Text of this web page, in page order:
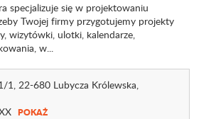
specjalizuje się w projektowaniu
Twojej firmy przygotujemy projekty
wizytówki, ulotki, kalendarze,
w...
/1, 22-680 Lubycza Królewska,
POKAŻ